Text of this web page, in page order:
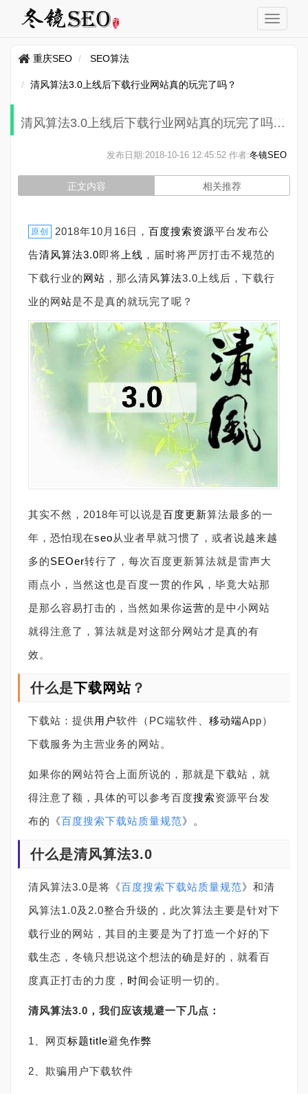
重庆SEO SEO算法
清风算法3.0上线后下载行业网站真的玩完了吗？
清风算法3.0上线后下载行业网站真的玩完了吗？
发布日期:2018-10-16 12:45:52 作者:冬镜SEO
正文内容 相关推荐
原创 2018年10月16日， 百度搜索资源平台发布公
告清风算法3.0即将 上线 ，届时将严厉打击不规范的
下载行业的网站 ，那么清风算法3.0上线后，下载行
业的网站是不是真的就玩完了呢？
其实不然，2018年可以说是百度更新算法最多的一
年，恐怕现在seo从业者早就习惯了，或者说越来越
多的SEOer转行了，每次百度更新算法就是雷声大
雨点小，当然这也是百度一贯的作风，毕竟大站那
是那么容易打击的，当然如果你运营的是中小网站
就得注意了，算法就是对这部分网站才是真的有
效。
什么是下载网站 ？
下载站：提供用户软件（PC端软件、 移动端App）
下载服务为主营业务的网站。
如果你的网站符合上面所说的，那就是下载站，就
得注意了额，具体的可以参考百度搜索资源平台发
布的 《百度搜索下载站质量规范》 。
什么是清风算法3.0
清风算法3.0是将 《百度搜索下载站质量规范》和清
风算法1.0及2.0整合升级的，此次算法主要是针对下
载行业的网站，其目的主要是为了打造一个好的下
载生态，冬镜只想说这个想法的确是好的，就看百
度真正打击的力度， 时间会证明一切的。
清风算法3.0，我们应该规避一下几点：
1、网页标题title避免作弊
2、欺骗用户下载软件